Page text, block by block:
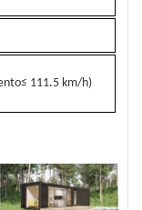
≤ 111.5 km/h)